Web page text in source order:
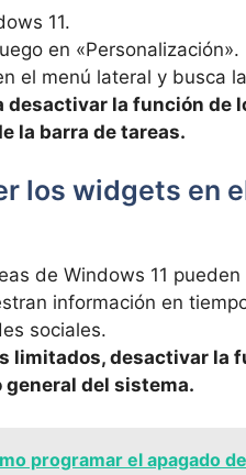
11.
en «Personalización».
el menú lateral y busca​
⁤desactivar la⁣ función de
la barra de tareas.
los widgets en
de Windows⁢ 11
⁢información en
sociales.
⁤limitados, desactivar la
del ⁣sistema.
programar el apagado